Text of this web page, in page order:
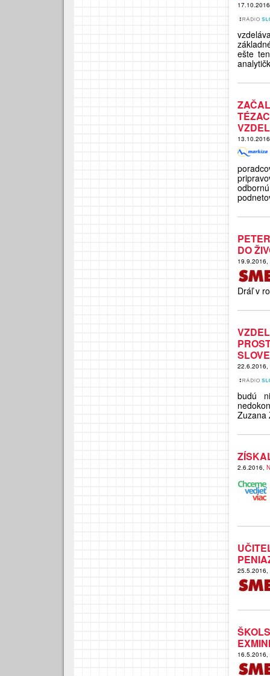
ešte
DO
19.9.2016,
Dráľ v
22.6.2016,
budú
Zuzana
2.6.2016,
25.5.2016,
16.5.2016,